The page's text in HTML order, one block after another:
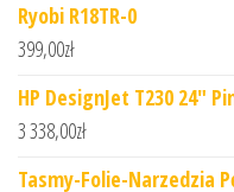
Ryobi R18TR-0
399,00zł
HP DesignJet T230 24"
3 338,00zł
Tasmy-Folie-Narzedzia